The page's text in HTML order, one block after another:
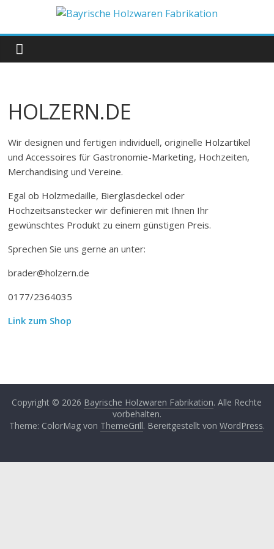
springen
Bayrische
Holzwaren
Fabrikation
HOLZERN.DE
Wir designen und fertigen individuell, originelle Holzartikel
und Accessoires für Gastronomie-Marketing, Hochzeiten,
Merchandising und Vereine.
Egal ob Holzmedaille, Bierglasdeckel oder
Hochzeitsanstecker wir definieren mit Ihnen Ihr
gewünschtes Produkt zu einem günstigen Preis.
Sprechen Sie uns gerne an unter:
brader@holzern.de
0177/2364035
Link zum Shop
Copyright © 2026 Bayrische Holzwaren Fabrikation. Alle Rechte
vorbehalten.
Theme: ColorMag von ThemeGrill. Bereitgestellt von WordPress.